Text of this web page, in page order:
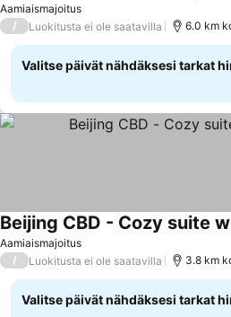
Aamiaismajoitus
/ Luokitusta ei ole saatavilla 6.0 km
Valitse päivät nähdäksesi tarkat
Aamiaismajoitus
Beijing CBD - Cozy suite
/ Luokitusta ei ole saatavilla 3.8 km
Valitse päivät nähdäksesi tarkat